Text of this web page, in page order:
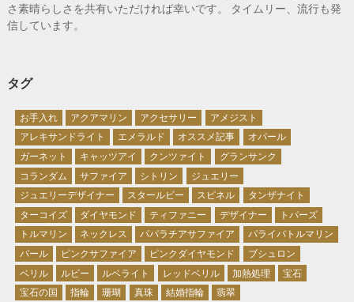
さ素晴らしさを共有いただければ幸いです。 タイムリー、流行も発
信しています。
タグ
お手入れ アクアマリン アクセサリー
アメジスト
アレキサンドライト
エメラルド オススメ記事
オパール
ガーネット
キャッツアイ クンツァイト
グランサンク
コランダム
サファイア シトリン
ジュエリー
ジュエリーデザイナー
スタールビー スピネル
タンザナイト
ターコイズ
ダイヤモンド ティファニー デザイナー
トパーズ
トルマリン
ネックレス パパラチアサファイア
パライバトルマリン
パール
ピンクサファイア ピンクダイヤモンド
ブシュロン
ベリル
ルビー ルベライト レッドベリル 加熱処理
宝石
宝石の国
指輪 珊瑚 真珠 結婚指輪 翡翠